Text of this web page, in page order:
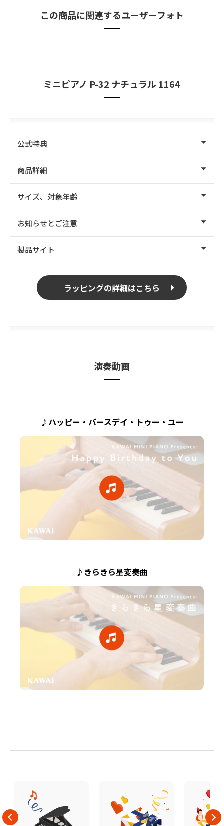
この商品に関連するユーザーフォト
ミニピアノ P-32 ナチュラル 1164
公式特典
商品詳細
サイズ、対象年齢
お知らせとご注意
製品サイト
ラッピングの詳細はこちら
演奏動画
♪ハッピー・バースデイ・トゥー・ユー
♪きらきら星変奏曲